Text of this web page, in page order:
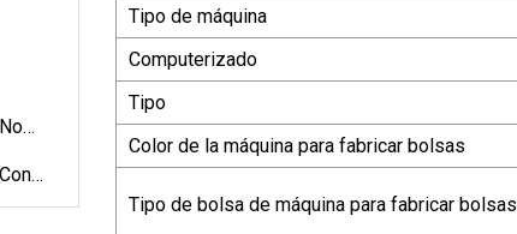
Tipo de máquina
Computerizado
Tipo
Color de la máquina para fabricar bolsas
Tipo de bolsa de máquina para fabricar bolsas